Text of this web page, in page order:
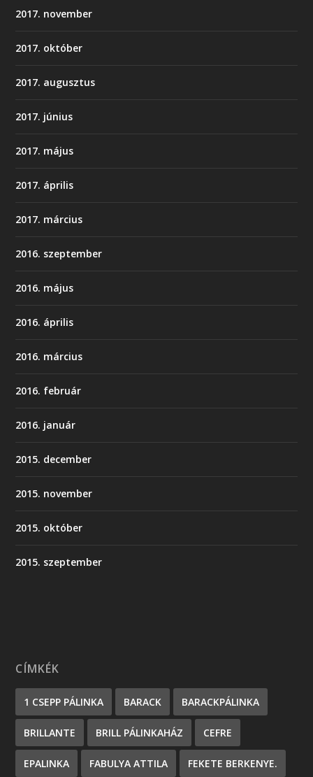
2017. november
2017. október
2017. augusztus
2017. június
2017. május
2017. április
2017. március
2016. szeptember
2016. május
2016. április
2016. március
2016. február
2016. január
2015. december
2015. november
2015. október
2015. szeptember
CÍMKÉK
1 CSEPP PÁLINKA BARACK BARACKPÁLINKA
BRILLANTE BRILL PÁLINKAHÁZ CEFRE
EPALINKA FABULYA ATTILA FEKETE BERKENYE.